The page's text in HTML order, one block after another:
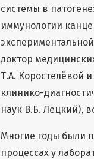
системы в
иммунологии
доктор
Т.А. Коростелёвой
клинико-
наук В.Б. Лецкий),
Многие годы были
процессах у